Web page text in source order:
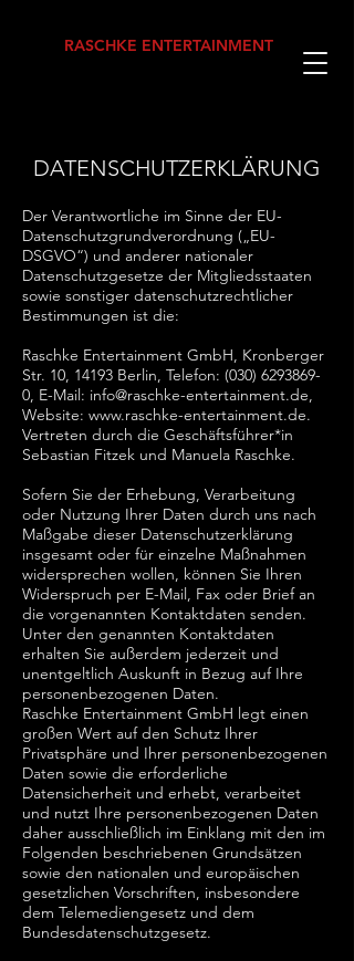
RASCHKE ENTERTAINMENT
DATENSCHUTZERKLÄRUNG
Der Verantwortliche im Sinne der EU-
Datenschutzgrundverordnung („EU-
DSGVO“) und anderer nationaler
Datenschutzgesetze der Mitgliedsstaaten
sowie sonstiger datenschutzrechtlicher
Bestimmungen ist die:
Raschke Entertainment GmbH, Kronberger
Str. 10, 14193 Berlin, Telefon: (030) 6293869-
0, E-Mail: info@raschke-entertainment.de,
Website: www.raschke-entertainment.de.
Vertreten durch die Geschäftsführer*in
Sebastian Fitzek und Manuela Raschke.
Sofern Sie der Erhebung, Verarbeitung
oder Nutzung Ihrer Daten durch uns nach
Maßgabe dieser Datenschutzerklärung
insgesamt oder für einzelne Maßnahmen
widersprechen wollen, können Sie Ihren
Widerspruch per E-Mail, Fax oder Brief an
die vorgenannten Kontaktdaten senden.
Unter den genannten Kontaktdaten
erhalten Sie außerdem jederzeit und
unentgeltlich Auskunft in Bezug auf Ihre
personenbezogenen Daten.
Raschke Entertainment GmbH legt einen
großen Wert auf den Schutz Ihrer
Privatsphäre und Ihrer personenbezogenen
Daten sowie die erforderliche
Datensicherheit und erhebt, verarbeitet
und nutzt Ihre personenbezogenen Daten
daher ausschließlich im Einklang mit den im
Folgenden beschriebenen Grundsätzen
sowie den nationalen und europäischen
gesetzlichen Vorschriften, insbesondere
dem Telemediengesetz und dem
Bundesdatenschutzgesetz.